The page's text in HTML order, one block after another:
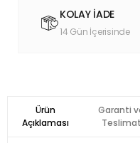
KOLAY İADE
14 Gün İçerisinde
Ürün
Açıklaması
Garanti
Teslimat